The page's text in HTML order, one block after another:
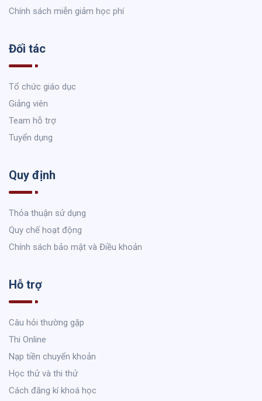
Chính sách miễn giảm học phí
Đối tác
Tổ chức giáo dục
Giảng viên
Team hỗ trợ
Tuyển dụng
Quy định
Thỏa thuận sử dụng
Quy chế hoạt động
Chính sách bảo mật và Điều khoản
Hỗ trợ
Câu hỏi thường gặp
Thi Online
Nạp tiền chuyển khoản
Học thử và thi thử
Cách đăng kí khoá học